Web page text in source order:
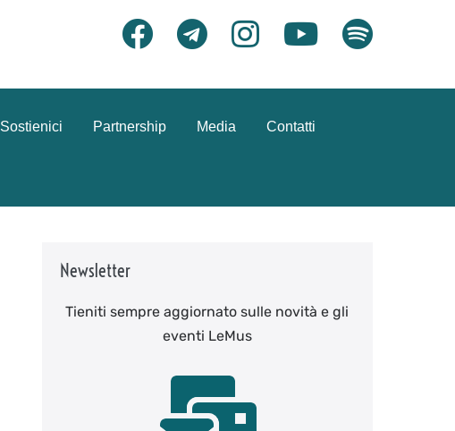
Sostienici Partnership Media Contatti
Newsletter
Tieniti sempre aggiornato sulle novità e gli
eventi LeMus